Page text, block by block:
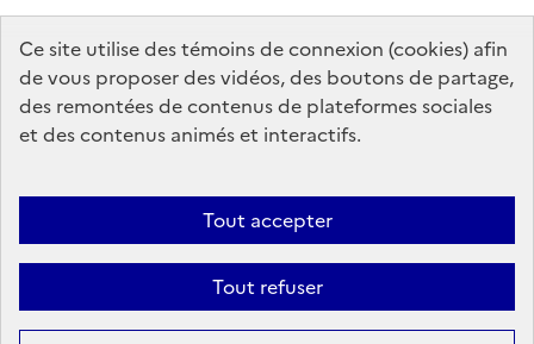
Ce site utilise des témoins de connexion (cookies) afin
de vous proposer des vidéos, des boutons de partage,
des remontées de contenus de plateformes sociales
et des contenus animés et interactifs.
Tout accepter
Tout refuser
data.gouv.fr legifrance.gouv.fr
info.gouv.fr
service-public.gouv.fr
Mentions légales Accessibilité : partiellement conforme
Politique
d’utilisation des témoins de connexion (cookies)
Plan du site